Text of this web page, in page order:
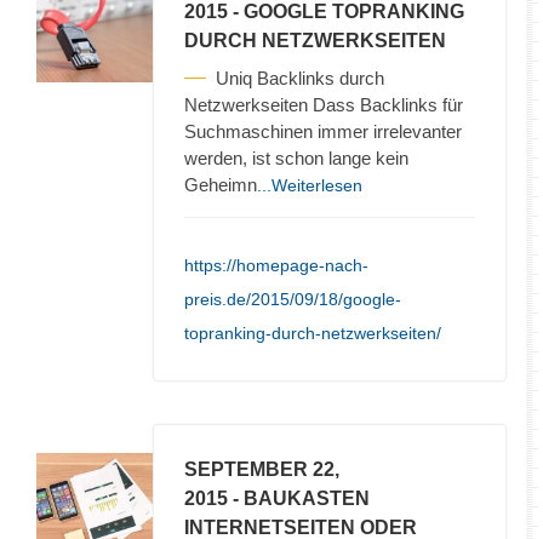
2015 - GOOGLE TOPRANKING
DURCH NETZWERKSEITEN
Uniq Backlinks durch
Netzwerkseiten Dass Backlinks für
Suchmaschinen immer irrelevanter
werden, ist schon lange kein
Geheimn ...Weiterlesen
https://homepage-nach-
preis.de/2015/09/18/google-
topranking-durch-netzwerkseiten/
SEPTEMBER 22,
2015 - BAUKASTEN
INTERNETSEITEN ODER